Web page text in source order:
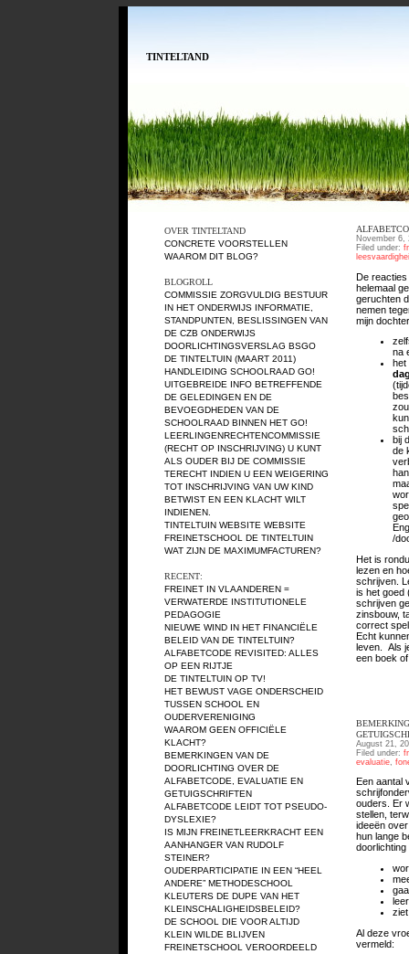
TINTELTAND
OVER TINTELTAND
CONCRETE VOORSTELLEN
WAAROM DIT BLOG?
BLOGROLL
COMMISSIE ZORGVULDIG BESTUUR
IN HET ONDERWIJS INFORMATIE,
STANDPUNTEN, BESLISSINGEN VAN
DE CZB ONDERWIJS
DOORLICHTINGSVERSLAG BSGO
DE TINTELTUIN (MAART 2011)
HANDLEIDING SCHOOLRAAD GO!
UITGEBREIDE INFO BETREFFENDE
DE GELEDINGEN EN DE
BEVOEGDHEDEN VAN DE
SCHOOLRAAD BINNEN HET GO!
LEERLINGENRECHTENCOMMISSIE
(RECHT OP INSCHRIJVING) U KUNT
ALS OUDER BIJ DE COMMISSIE
TERECHT INDIEN U EEN WEIGERING
TOT INSCHRIJVING VAN UW KIND
BETWIST EN EEN KLACHT WILT
INDIENEN.
TINTELTUIN WEBSITE WEBSITE
FREINETSCHOOL DE TINTELTUIN
WAT ZIJN DE MAXIMUMFACTUREN?
RECENT:
FREINET IN VLAANDEREN =
VERWATERDE INSTITUTIONELE
PEDAGOGIE
NIEUWE WIND IN HET FINANCIËLE
BELEID VAN DE TINTELTUIN?
ALFABETCODE REVISITED: ALLES
OP EEN RIJTJE
DE TINTELTUIN OP TV!
HET BEWUST VAGE ONDERSCHEID
TUSSEN SCHOOL EN
OUDERVERENIGING
WAAROM GEEN OFFICIËLE
KLACHT?
BEMERKINGEN VAN DE
DOORLICHTING OVER DE
ALFABETCODE, EVALUATIE EN
GETUIGSCHRIFTEN
ALFABETCODE LEIDT TOT PSEUDO-
DYSLEXIE?
IS MIJN FREINETLEERKRACHT EEN
AANHANGER VAN RUDOLF
STEINER?
OUDERPARTICIPATIE IN EEN “HEEL
ANDERE” METHODESCHOOL
KLEUTERS DE DUPE VAN HET
KLEINSCHALIGHEIDSBELEID?
DE SCHOOL DIE VOOR ALTIJD
KLEIN WILDE BLIJVEN
FREINETSCHOOL VEROORDEELD
November 6,
Filed under:
De
helemaal
geruchten
nemen
mijn
na
het
bij
de
/
Het is
lezen en
schrijven.
is het goed
schrijven
zinsbouw,
correct
Echt
leven. Als
een boek
August 21,
Filed under:
evaluatie
Een aantal
ouders. Er
stellen,
ideeën
hun lange
Al deze
vermeld: